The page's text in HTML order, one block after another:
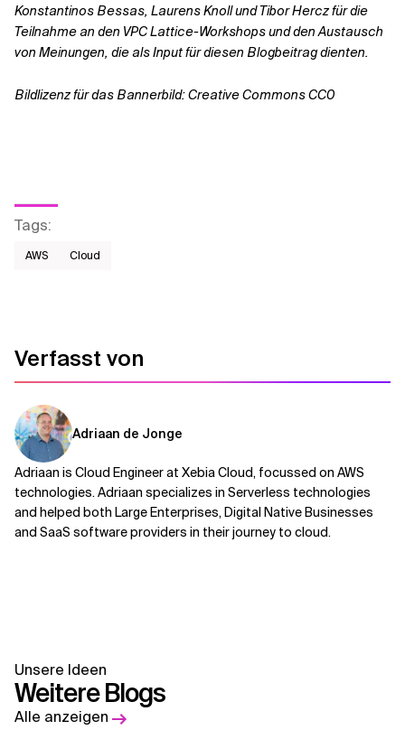
Konstantinos Bessas, Laurens Knoll und Tibor Hercz für die
Teilnahme an den VPC Lattice-Workshops und den Austausch
von Meinungen, die als Input für diesen Blogbeitrag dienten.
Bildlizenz für das Bannerbild: Creative Commons CC0
Tags:
AWS​ Cloud
Verfasst von
Adriaan de Jonge
Adriaan is Cloud Engineer at Xebia Cloud, focussed on AWS
technologies. Adriaan specializes in Serverless technologies
and helped both Large Enterprises, Digital Native Businesses
and SaaS software providers in their journey to cloud.
Unsere Ideen
Weitere Blogs
Alle anzeigen